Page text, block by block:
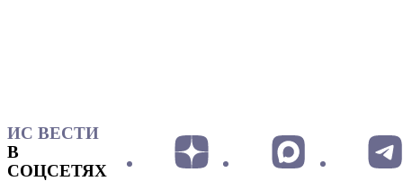
ИС ВЕСТИ
В
СОЦСЕТЯХ